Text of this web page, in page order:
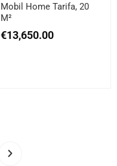
Mobil Home Tarifa, 20
M²
€13,650.00